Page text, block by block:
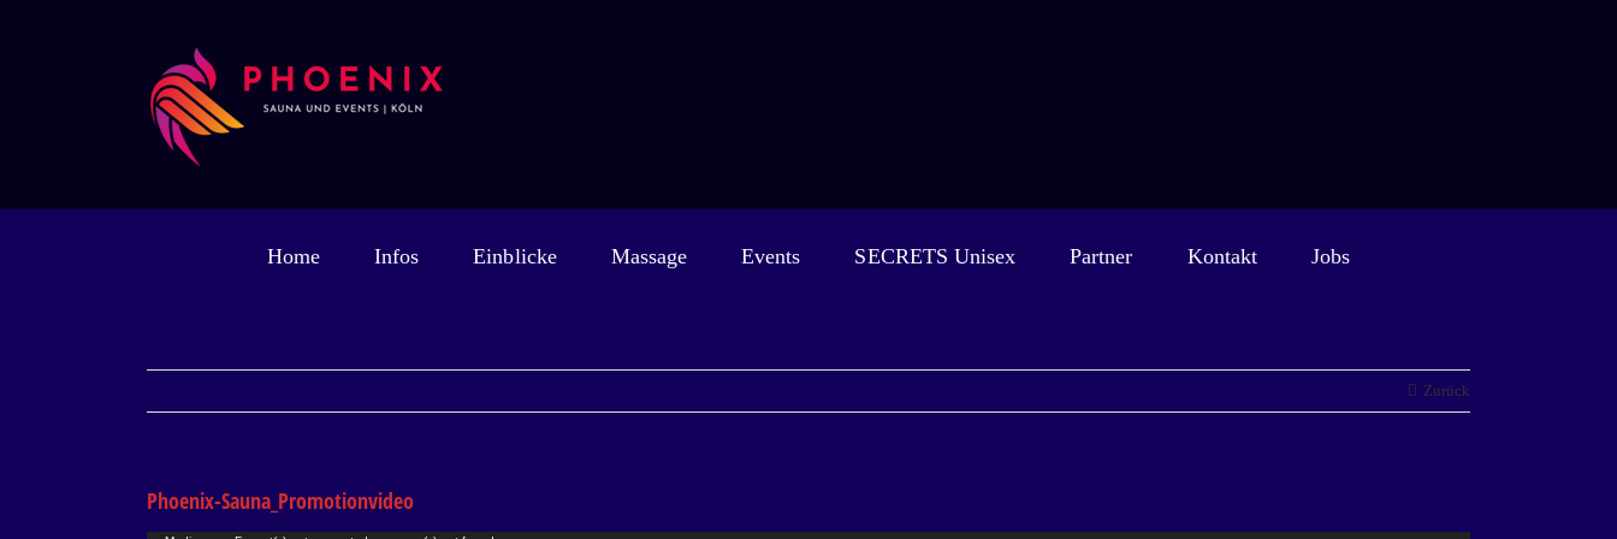
Home Infos Einblicke Massage Events SECRETS Unisex Partner Kontakt Jobs
Zurück
Phoenix-Sauna_Promotionvideo